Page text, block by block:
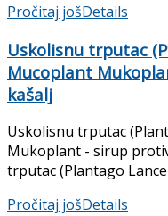
Pročitaj jošDetails
Uskolisnu trputac
Mucoplant
kašalj
Uskolisnu trputac
Mukoplant - sirup
trputac (Plantago
Pročitaj jošDetails